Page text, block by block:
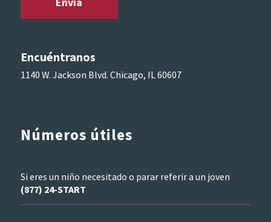
Encuéntranos
1140 W. Jackson Blvd. Chicago, IL 60607
Números útiles
Si eres un niño necesitado o parar referir a un joven
(877) 24-START